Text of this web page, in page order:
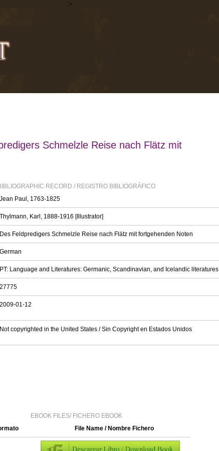
>
Schmelzle Reise nach Flätz mit
RECORD / REGISTRO BIBLIOGRÁFICO
Jean Paul, 1763-1825
Thylmann, Karl, 1888-1916 [Illustrator]
Des Feldpredigers Schmelzle Reise nach Flätz mit fortgehenden Noten
German
PT: Language and Literatures: Germanic, Scandinavian, and Icelandic literatures
27775
2009-01-12
Not copyrighted in the United States / Sin Copyright en Estados Unidos
EBOOK FILES/ FICHERO EBOOK
File Name / Nombre Fichero